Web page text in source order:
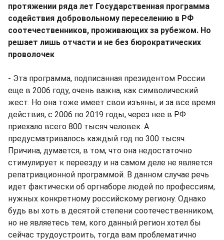
протяжении ряда лет Государственная программа
содействия добровольному переселению в РФ
соотечественников, проживающих за рубежом. Но
решает лишь отчасти и не без бюрократических
проволочек
- Эта программа, подписанная президентом России
еще в 2006 году, очень важна, как символический
жест. Но она тоже имеет свои изъяны, и за все время
действия, с 2006 по 2019 годы, через нее в РФ
приехало всего 800 тысяч человек. А
предусматривалось каждый год по 300 тысяч.
Причина, думается, в том, что она недостаточно
стимулирует к переезду и на самом деле не является
репатриационной программой. В данном случае речь
идет фактически об оргнаборе людей по профессиям,
нужных конкретному российскому региону. Однако
будь вы хоть в десятой степени соотечественником,
но не являетесь тем, кого данный регион хотел бы
сейчас трудоустроить, тогда вам проблематично